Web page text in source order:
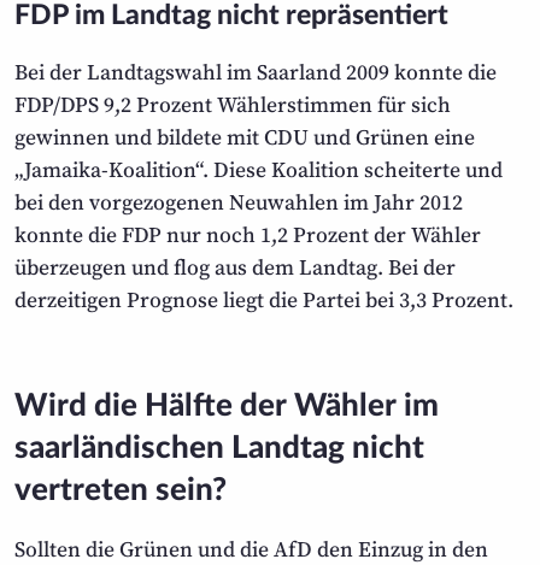
FDP im Landtag nicht repräsentiert
Bei der Landtagswahl im Saarland 2009 konnte die
FDP/DPS 9,2 Prozent Wählerstimmen für sich
gewinnen und bildete mit CDU und Grünen eine
„Jamaika-Koalition“. Diese Koalition scheiterte und
bei den vorgezogenen Neuwahlen im Jahr 2012
konnte die FDP nur noch 1,2 Prozent der Wähler
überzeugen und flog aus dem Landtag. Bei der
derzeitigen Prognose liegt die Partei bei 3,3 Prozent.
Wird die Hälfte der Wähler im
saarländischen Landtag nicht
vertreten sein?
Sollten die Grünen und die AfD den Einzug in den